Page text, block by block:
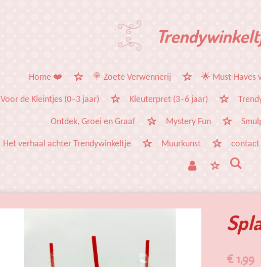
Home ❤️ 🍭 Zoete Verwennerij 🌟 Must-Haves
Voor de Kleintjes (0–3 jaar) Kleuterpret (3–6 jaar)
Ontdek, Groei en Graaf Mystery Fun
Het verhaal achter Trendywinkeltje Muurkunst contact
€ 1,99